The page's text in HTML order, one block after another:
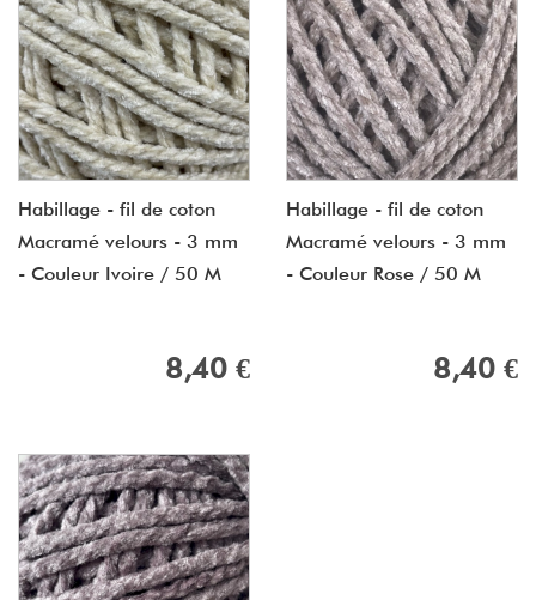
Habillage - fil de coton
Macramé velours - 3 mm
- Couleur Ivoire / 50 M
8,40 €
Habillage - fil de coton
Macramé velours - 3 mm
- Couleur Rose / 50 M
8,40 €